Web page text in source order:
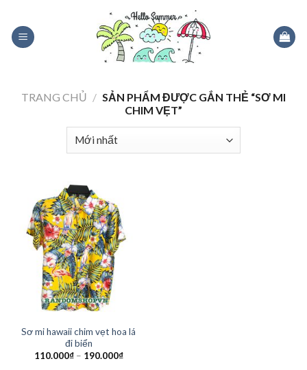
content
TRANG CHỦ / SẢN PHẨM ĐƯỢC GẮN THẺ “SƠ MI
CHIM VẸT”
Sơ mi hawaii chim vẹt hoa lá
đi biển
110.000₫– 190.000₫